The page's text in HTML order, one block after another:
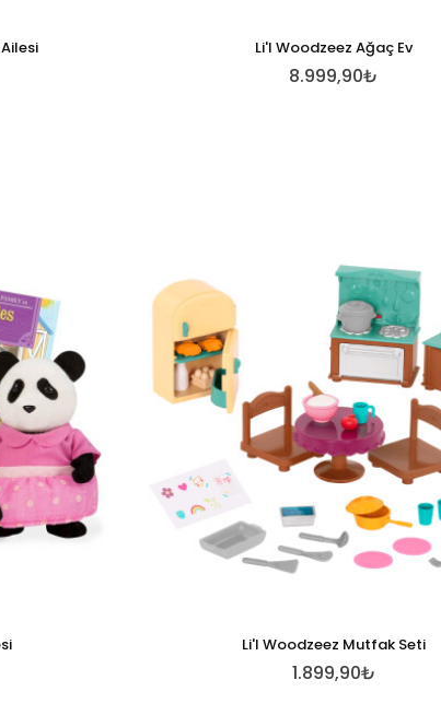
Li'l Woodzeez Ağaç Ev
8.999,90₺
Li'l Woodzeez Mutfak Seti
1.899,90₺